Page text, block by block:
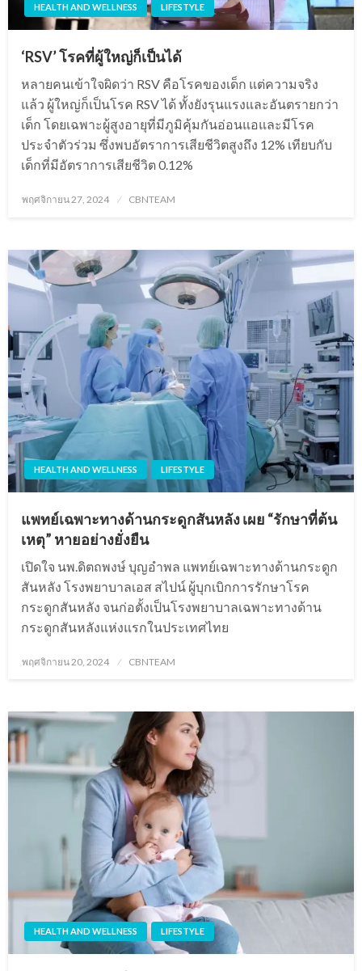
HEALTH AND WELLNESS LIFESTYLE
‘RSV’ โรคที่ผู้ใหญ่ก็เป็นได้
หลายคนเข้าใจผิดว่า RSV คือโรคของเด็ก แต่ความจริง
แล้ว ผู้ใหญ่ก็เป็นโรค RSV ได้ ทั้งยังรุนแรงและอันตรายกว่า
เด็ก โดยเฉพาะผู้สูงอายุที่มีภูมิคุ้มกันอ่อนแอและมีโรค
ประจำตัวร่วม ซึ่งพบอัตราการเสียชีวิตสูงถึง 12% เทียบกับ
เด็กที่มีอัตราการเสียชีวิต 0.12%
Posted
พฤศจิกายน 27, 2024 CBNTEAM
HEALTH AND WELLNESS LIFESTYLE
แพทย์เฉพาะทางด้านกระดูกสันหลัง เผย “รักษาที่ต้น
เหตุ” หายอย่างยั่งยืน
เปิดใจ นพ.ดิตถพงษ์ บุญอำพล แพทย์เฉพาะทางด้านกระดูก
สันหลัง โรงพยาบาลเอส สไปน์ ผู้บุกเบิกการรักษาโรค
กระดูกสันหลัง จนก่อตั้งเป็นโรงพยาบาลเฉพาะทางด้าน
กระดูกสันหลังแห่งแรกในประเทศไทย
Posted
พฤศจิกายน 20, 2024 CBNTEAM
HEALTH AND WELLNESS LIFESTYLE